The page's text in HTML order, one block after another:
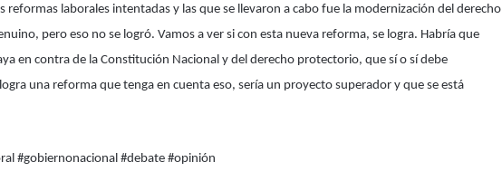
reformas laborales intentadas y las que se llevaron a cabo fue la modernización del derecho
pero eso no se logró. Vamos a ver si con esta nueva reforma, se logra. Habría que
en contra de la Constitución Nacional y del derecho protectorio, que sí o sí debe
una reforma que tenga en cuenta eso, sería un proyecto superador y que se está
#gobiernonacional #debate #opinión